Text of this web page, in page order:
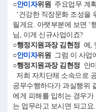
○안미자위원 주요업무 계
‘건강한 직장문화 조성을
릴게요. 아랫부분에 보면 ‘
님, 이게 신규사업이죠?
○행정지원과장 김현정 예,
○안미자위원 그럼 이 사업
○행정지원과장 김현정 안
저희 자치단체 소속으로
공무수행하다가 과실행위
에게 피해를 입히는 경우
는 업무라고 보시면 되고요.